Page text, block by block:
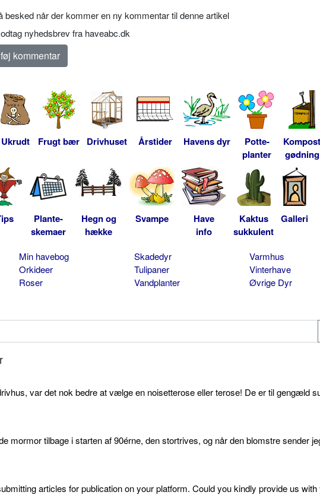
besked når der kommer en ny kommentar til denne artikel
nyhedsbrev fra haveabc.dk
Ukrudt Frugt bær Drivhuset Årstider Havens dyr
Potte-
planter
Kompost
gødning
Plante-
skemaer
Hegn og
hække
Svampe
Have
info
Kaktus
sukkulent
Galleri
Min havebog
Orkideer
Roser
Skadedyr
Tulipaner
Vandplanter
Varmhus
Vinterhave
Øvrige Dyr
var det nok bedre at vælge en noisetterose eller terose! De er til gengæld
mormor tilbage i starten af 90érne, den stortrives, og når den blomstre sender
articles for publication on your platform. Could you kindly provide us with